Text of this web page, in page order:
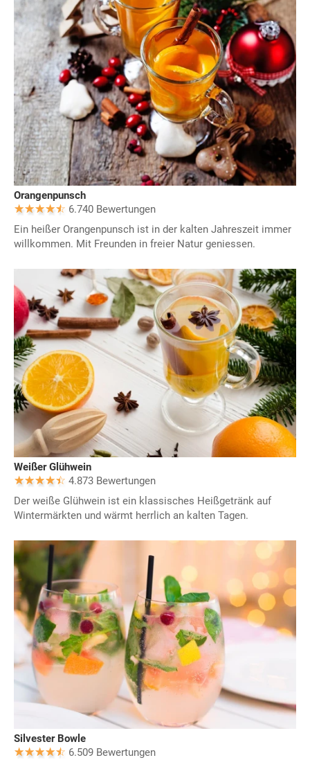
Orangenpunsch
6.740 Bewertungen
Ein heißer Orangenpunsch ist in der kalten Jahreszeit immer
willkommen. Mit Freunden in freier Natur geniessen.
Weißer Glühwein
4.873 Bewertungen
Der weiße Glühwein ist ein klassisches Heißgetränk auf
Wintermärkten und wärmt herrlich an kalten Tagen.
Silvester Bowle
6.509 Bewertungen